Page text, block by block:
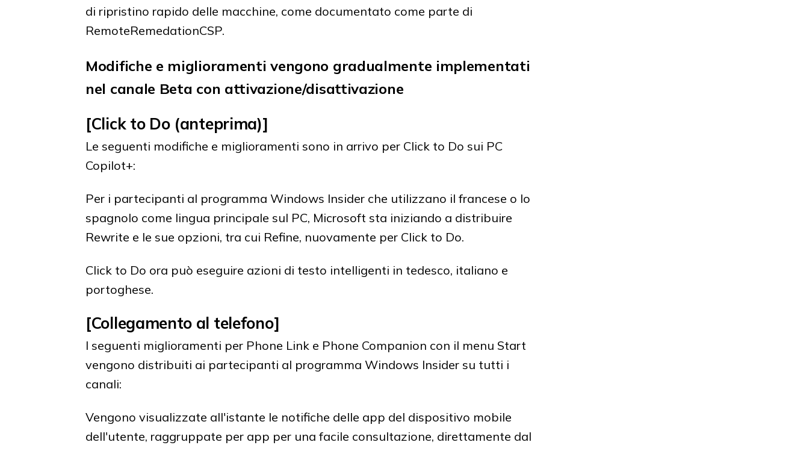
di ripristino rapido delle macchine, come documentato come parte di
RemoteRemedationCSP.
Modifiche e miglioramenti vengono gradualmente implementati
nel canale Beta con attivazione/disattivazione
[Click to Do (anteprima)]
Le seguenti modifiche e miglioramenti sono in arrivo per Click to Do sui PC
Copilot+:
Per i partecipanti al programma Windows Insider che utilizzano il francese o lo
spagnolo come lingua principale sul PC, Microsoft sta iniziando a distribuire
Rewrite e le sue opzioni, tra cui Refine, nuovamente per Click to Do.
Click to Do ora può eseguire azioni di testo intelligenti in tedesco, italiano e
portoghese.
[Collegamento al telefono]
I seguenti miglioramenti per Phone Link e Phone Companion con il menu Start
vengono distribuiti ai partecipanti al programma Windows Insider su tutti i
canali:
Vengono visualizzate all'istante le notifiche delle app del dispositivo mobile
dell'utente, raggruppate per app per una facile consultazione, direttamente dal